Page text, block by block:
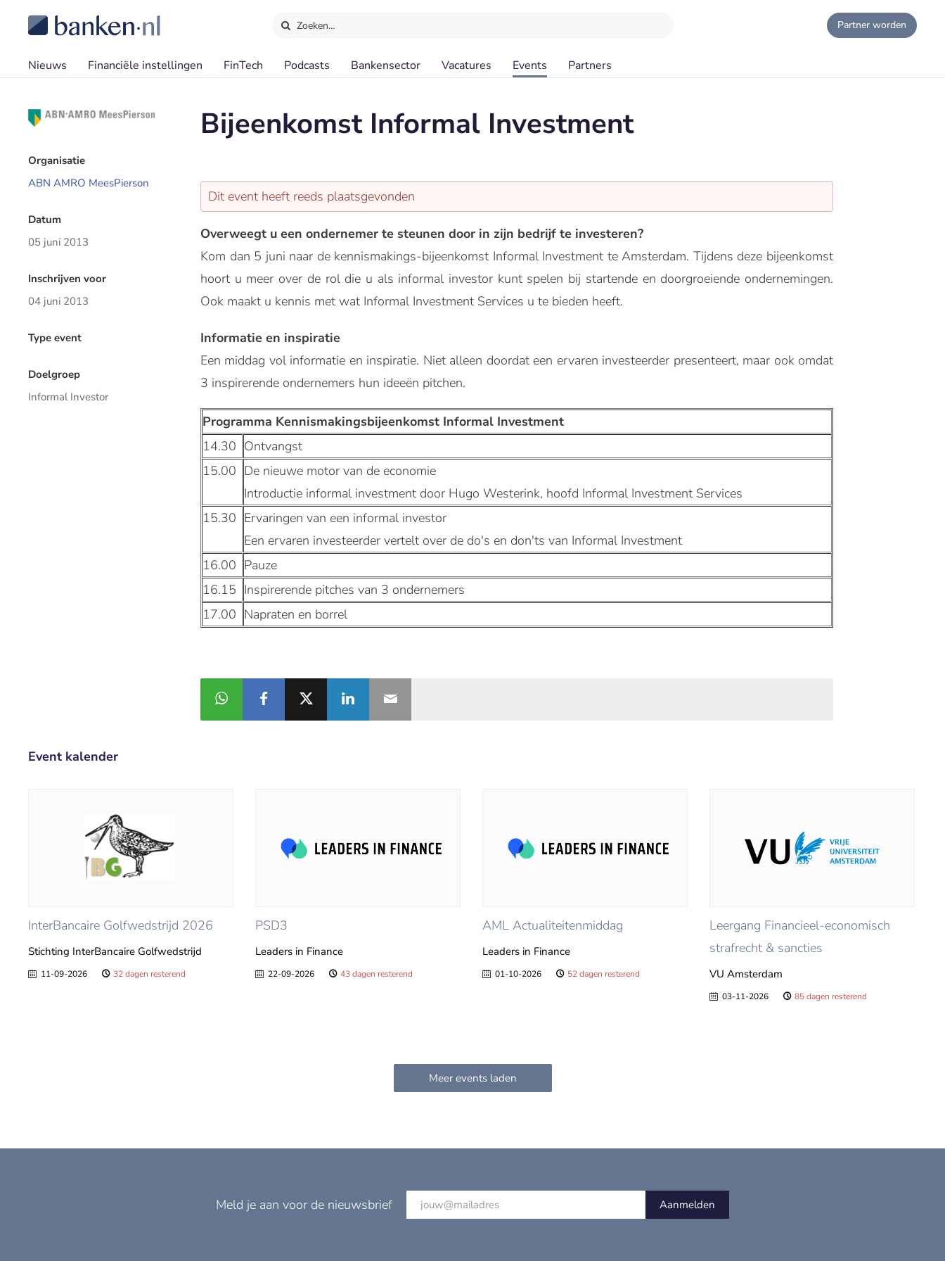
Zoeken… Partner worden
Nieuws Financiële instellingen FinTech Podcasts Bankensector Vacatures Events Partners
Bijeenkomst Informal Investment
Organisatie
ABN AMRO MeesPierson
Datum
05 juni 2013
Inschrijven voor
04 juni 2013
Type event
Doelgroep
Informal Investor
Dit event heeft reeds plaatsgevonden
Overweegt u een ondernemer te steunen door in zijn bedrijf te investeren?
Kom dan 5 juni naar de kennismakings-bijeenkomst Informal Investment te Amsterdam. Tijdens deze bijeenkomst
hoort u meer over de rol die u als informal investor kunt spelen bij startende en doorgroeiende ondernemingen.
Ook maakt u kennis met wat Informal Investment Services u te bieden heeft.
Informatie en inspiratie
Een middag vol informatie en inspiratie. Niet alleen doordat een ervaren investeerder presenteert, maar ook omdat
3 inspirerende ondernemers hun ideeën pitchen.
Programma Kennismakingsbijeenkomst Informal Investment
14.30 Ontvangst
15.00 De nieuwe motor van de economie
Introductie informal investment door Hugo Westerink, hoofd Informal Investment Services
15.30 Ervaringen van een informal investor
Een ervaren investeerder vertelt over de do's en don'ts van Informal Investment
16.00 Pauze
16.15 Inspirerende pitches van 3 ondernemers
17.00 Napraten en borrel
Event kalender
InterBancaire Golfwedstrijd 2026
Stichting InterBancaire Golfwedstrijd
11-09-2026 32 dagen resterend
PSD3
Leaders in Finance
22-09-2026 43 dagen resterend
AML Actualiteitenmiddag
Leaders in Finance
01-10-2026 52 dagen resterend
Leergang Financieel-economisch
strafrecht & sancties
VU Amsterdam
03-11-2026 85 dagen resterend
Meld je aan voor de nieuwsbrief Aanmelden